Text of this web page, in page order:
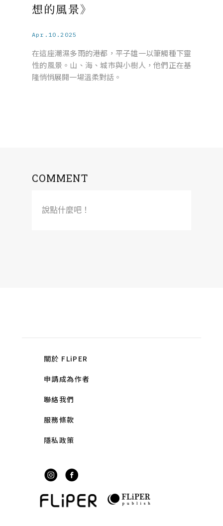
想的風景》
Apr.10.2025
在這座潮濕多雨的港都，平子雄一以筆觸種下靈
性的風景。山、海、城市與小樹人，他們正在基
隆悄悄展開一場溫柔對話。
COMMENT
說點什麼吧！
關於 FLiPER
申請成為作者
聯絡我們
服務條款
隱私政策